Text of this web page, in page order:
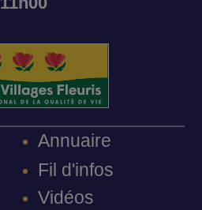
Annuaire
Fil d'infos
Vidéos